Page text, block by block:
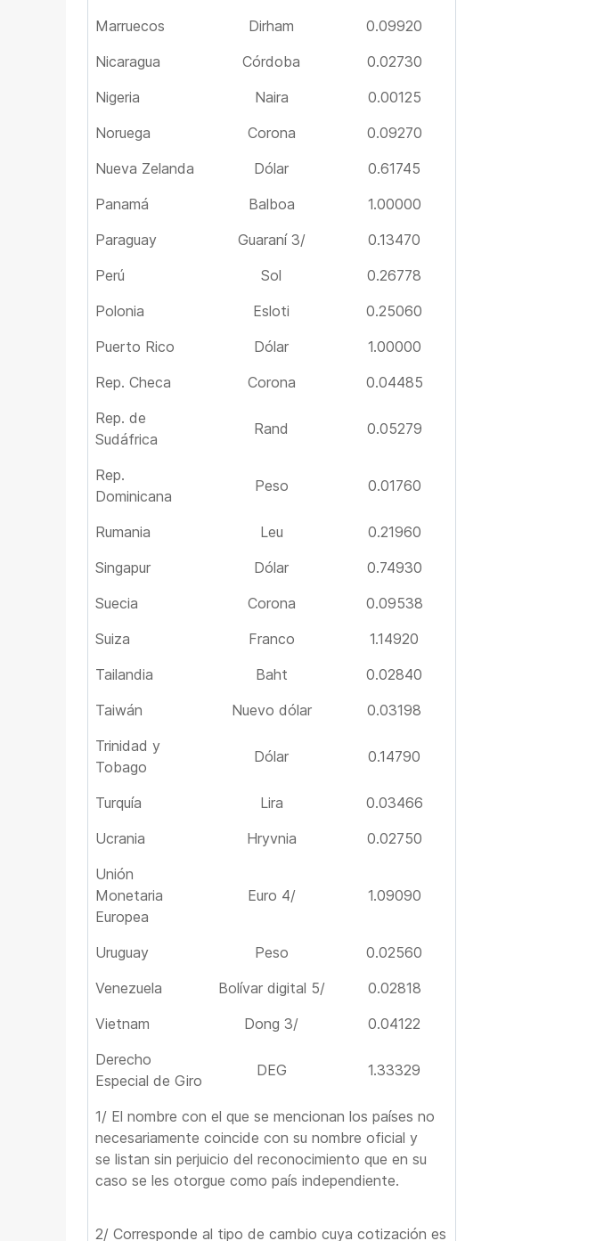
Marruecos
Dirham
0.09920
Nicaragua
Córdoba
0.02730
Nigeria
Naira
0.00125
Noruega
Corona
0.09270
Nueva Zelanda
Dólar
0.61745
Panamá
Balboa
1.00000
Paraguay
Guaraní 3/
0.13470
Perú
Sol
0.26778
Polonia
Esloti
0.25060
Puerto Rico
Dólar
1.00000
Rep. Checa
Corona
0.04485
Rep. de
Sudáfrica
Rand 0.05279
Rep.
Dominicana
Peso 0.01760
Rumania Leu
0.21960
Singapur
Dólar
0.74930
Suecia
Corona
0.09538
Suiza
Franco
1.14920
Tailandia
Baht
0.02840
Taiwán
Nuevo dólar
0.03198
Trinidad y
Tobago
Dólar 0.14790
Turquía Lira
0.03466
Ucrania
Hryvnia
0.02750
Unión
Monetaria
Europea
Euro 4/ 1.09090
Uruguay Peso
0.02560
Venezuela
Bolívar digital 5/
0.02818
Vietnam
Dong 3/
0.04122
Derecho
Especial de Giro
DEG 1.33329
1/ El nombre con el que se mencionan los países no
necesariamente coincide con su nombre oficial y
se listan sin perjuicio del reconocimiento que en su
caso se les otorgue como país independiente.
2/ Corresponde al tipo de cambio cuya cotización es